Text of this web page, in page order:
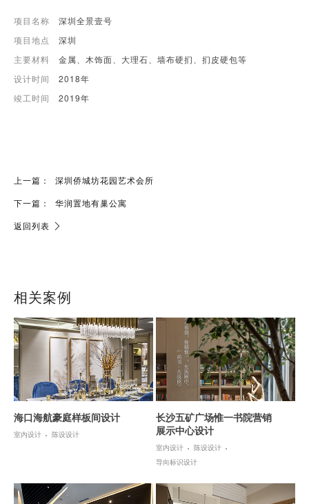
项目名称
深圳全景壹号
项目地点
深圳
主要材料
金属、木饰面、大理石、墙布硬扪、扪皮硬包等
设计时间
2018年
竣工时间
2019年
上一篇：
深圳侨城坊花园艺术会所
下一篇：
华润置地有巢公寓
返回列表
相关案例
海口海航豪庭样板间设计
室内设计 陈设设计
长沙五矿广场惟一书院营销
展示中心设计
室内设计
陈设设计
导向标识设计